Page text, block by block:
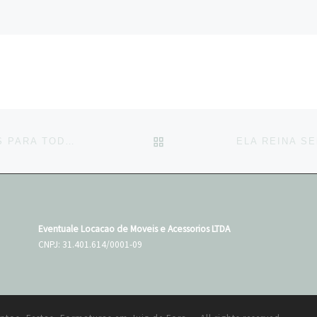
BACK TO POST LIST
Eventuale Locacao de Moveis e Acessorios LTDA
CNPJ: 31.401.614/0001-09